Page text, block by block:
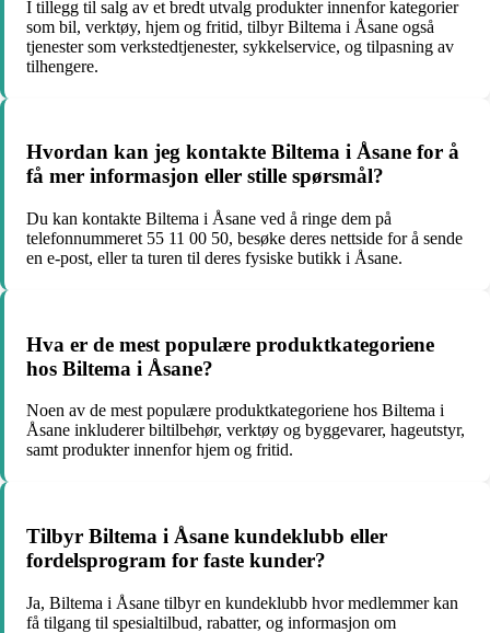
I tillegg til salg av et bredt utvalg produkter innenfor kategorier
som bil, verktøy, hjem og fritid, tilbyr Biltema i Åsane også
tjenester som verkstedtjenester, sykkelservice, og tilpasning av
tilhengere.
Hvordan kan jeg kontakte Biltema i Åsane for å
få mer informasjon eller stille spørsmål?
Du kan kontakte Biltema i Åsane ved å ringe dem på
telefonnummeret 55 11 00 50, besøke deres nettside for å sende
en e-post, eller ta turen til deres fysiske butikk i Åsane.
Hva er de mest populære produktkategoriene
hos Biltema i Åsane?
Noen av de mest populære produktkategoriene hos Biltema i
Åsane inkluderer biltilbehør, verktøy og byggevarer, hageutstyr,
samt produkter innenfor hjem og fritid.
Tilbyr Biltema i Åsane kundeklubb eller
fordelsprogram for faste kunder?
Ja, Biltema i Åsane tilbyr en kundeklubb hvor medlemmer kan
få tilgang til spesialtilbud, rabatter, og informasjon om